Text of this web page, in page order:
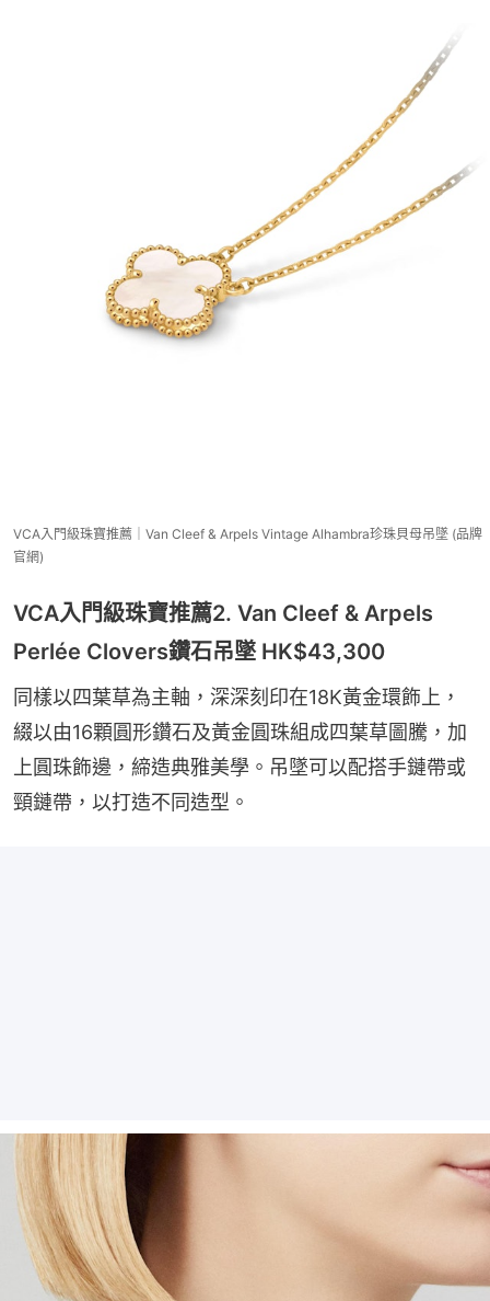
VCA入門級珠寶推薦｜Van Cleef & Arpels Vintage Alhambra珍珠貝母吊墜 (品牌
官網)
VCA入門級珠寶推薦2. Van Cleef & Arpels
Perlée Clovers鑽石吊墜 HK$43,300
同樣以四葉草為主軸，深深刻印在18K黃金環飾上，
綴以由16顆圓形鑽石及黃金圓珠組成四葉草圖騰，加
上圓珠飾邊，締造典雅美學。吊墜可以配搭手鏈帶或
頸鏈帶，以打造不同造型。